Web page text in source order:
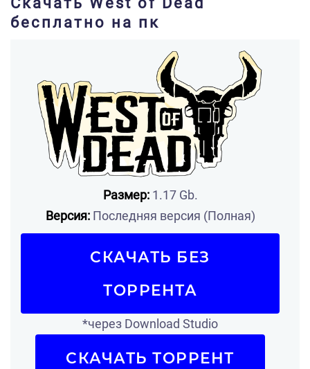
бесплатно на пк
Размер:1.17 Gb.
Версия:Последняя версия (Полная)
СКАЧАТЬ БЕЗ
ТОРРЕНТА
*через Download Studio
СКАЧАТЬ ТОРРЕНТ